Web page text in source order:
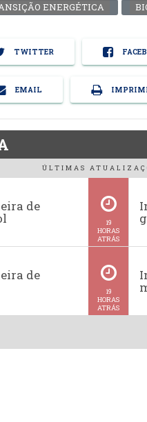
ENERGÉTICA
TWITTER
EMAIL
ÚLTIMAS
de
19
HORAS
ATRÁS
de
19
HORAS
ATRÁS